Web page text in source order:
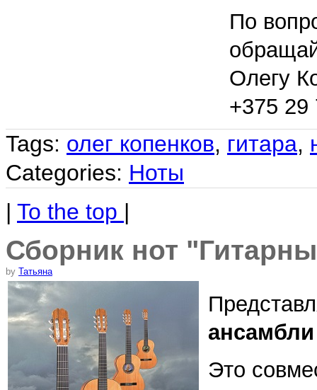
По
Олегу
+375 29
Tags: олег копенков, гитара,
Categories: Ноты
| To the top |
Сборник нот
by Татьяна
Это